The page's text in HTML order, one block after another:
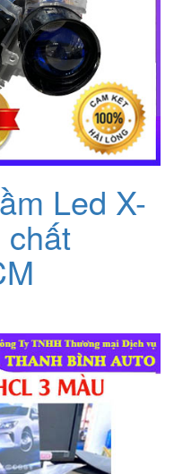
Led X-
chất